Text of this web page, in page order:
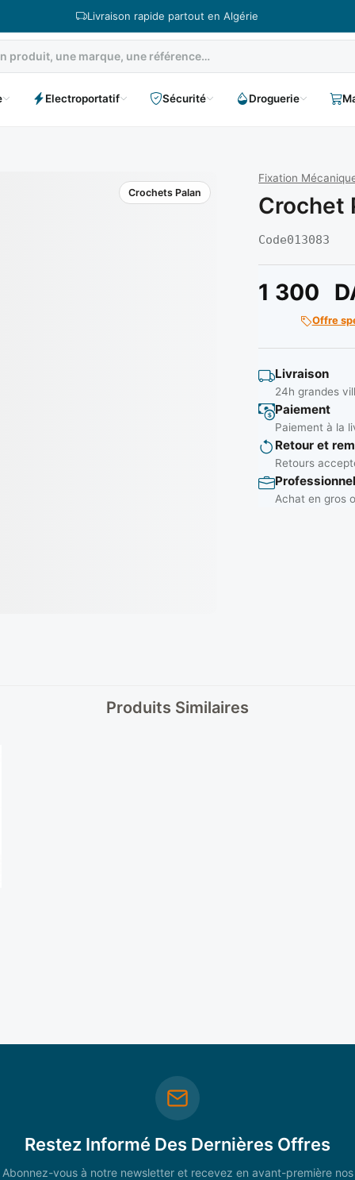
Livraison rapide partout en Algérie
Electroportatif Sécurité Droguerie
Crochets Palan
Fixation
Crochet
Code013083
1 300
Offre
Livraison
24h grandes
Paiement
Paiement à la
Retour et
Retours
Achat en gros
Produits Similaires
Restez Informé Des Dernières Offres
Abonnez-vous à notre newsletter et recevez en avant-première nos